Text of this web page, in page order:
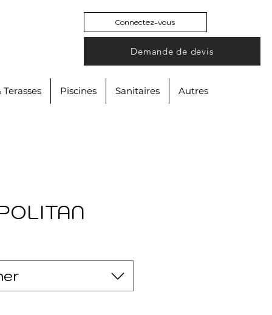
Connectez-vous
Demande de devis
Piscines Sanitaires Autres